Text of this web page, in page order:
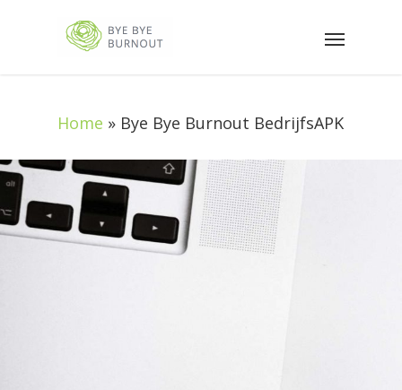
Home » Bye Bye Burnout BedrijfsAPK